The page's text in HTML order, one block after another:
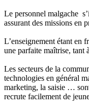
Le personnel malgache
assurant des missions en
L’enseignement étant en
une parfaite maîtrise, tant
Les secteurs de la
technologies en général
marketing, la saisie …
recrute facilement de